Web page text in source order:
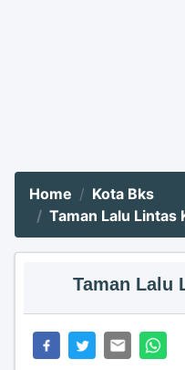
Home
Kota Bks
Taman Lalu Lintas
Taman Lalu